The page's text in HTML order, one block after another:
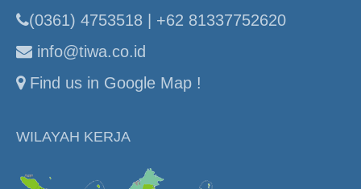
(0361) 4753518 | +62 81337752620
info@tiwa.co.id
Find us in Google Map !
WILAYAH KERJA